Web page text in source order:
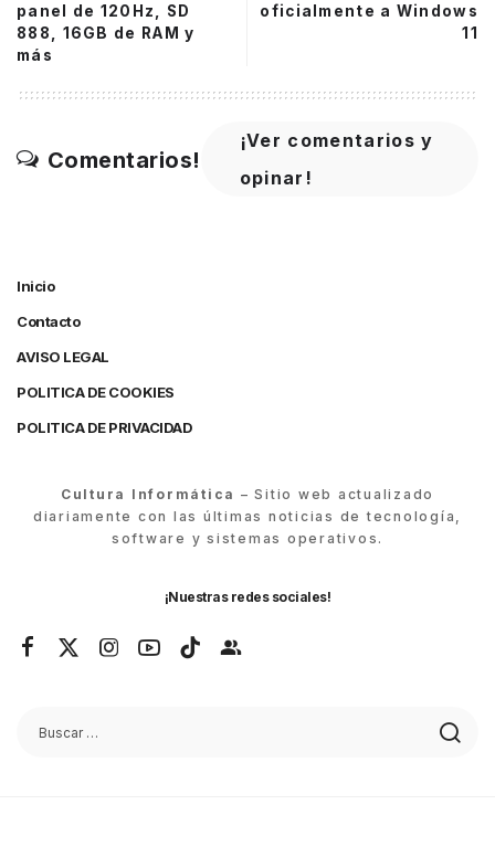
panel de 120Hz, SD
888, 16GB de RAM y
más
oficialmente a Windows
11
Comentarios!
¡Ver comentarios y
opinar!
Inicio
Contacto
AVISO LEGAL
POLITICA DE COOKIES
POLITICA DE PRIVACIDAD
Cultura Informática – Sitio web actualizado
diariamente con las últimas noticias de tecnología,
software y sistemas operativos.
¡Nuestras redes sociales!